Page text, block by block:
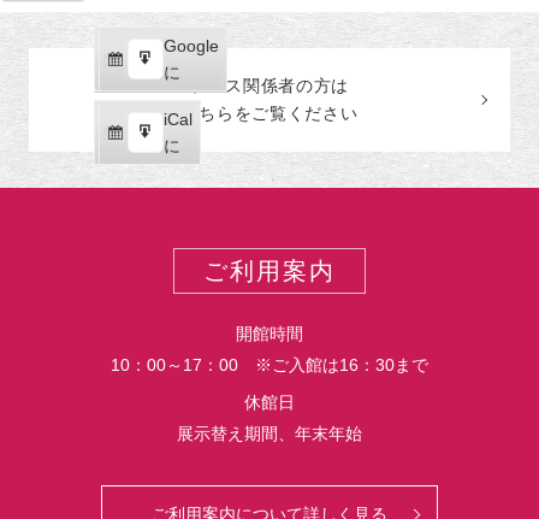
の
カ
テ
ゴ
示
Google
で
購
読
iCal
で
購
読
Google
に
エ
ク
ス
ポ
iCal
に
エ
ク
プレス関係者の方は
こちらをご覧ください
ご利用案内
開館時間
10：00～17：00 ※ご入館は16：30まで
休館日
展示替え期間、年末年始
ご利用案内について詳しく見る